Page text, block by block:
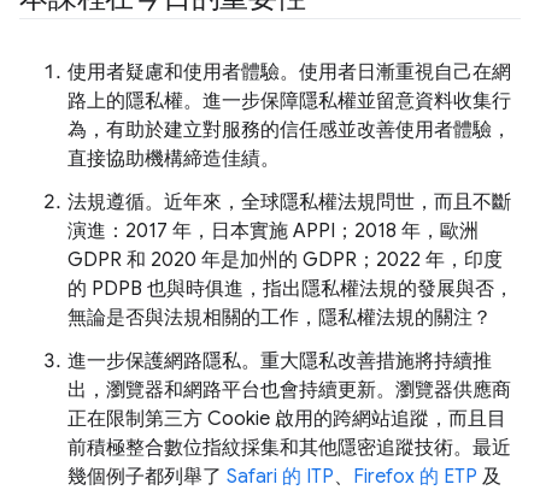
使用者疑慮和使用者體驗。使用者日漸重視自己在網
路上的隱私權。進一步保障隱私權並留意資料收集行
為，有助於建立對服務的信任感並改善使用者體驗，
直接協助機構締造佳績。
法規遵循。近年來，全球隱私權法規問世，而且不斷
演進：2017 年，日本實施 APPI；2018 年，歐洲
GDPR 和 2020 年是加州的 GDPR；2022 年，印度
的 PDPB 也與時俱進，指出隱私權法規的發展與否，
無論是否與法規相關的工作，隱私權法規的關注？
進一步保護網路隱私。重大隱私改善措施將持續推
出，瀏覽器和網路平台也會持續更新。瀏覽器供應商
正在限制第三方 Cookie 啟用的跨網站追蹤，而且目
前積極整合數位指紋採集和其他隱密追蹤技術。最近
幾個例子都列舉了 Safari 的 ITP、 Firefox 的 ETP 及